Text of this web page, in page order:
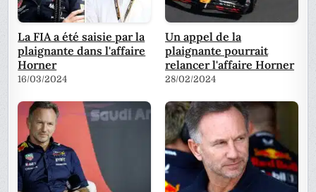
La FIA a été saisie par la
plaignante dans l'affaire
Horner
16/03/2024
Un appel de la
plaignante pourrait
relancer l'affaire Horner
28/02/2024